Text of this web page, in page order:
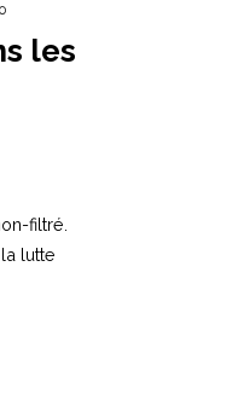
les
filtré.
lutte